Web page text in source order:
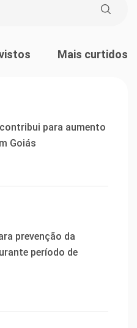
Mais curtidos
para aumento
Goiás
prevenção da
período de